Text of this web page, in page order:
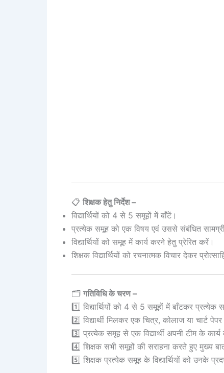
📋 शिक्षक हेतु निर्देश –
विद्यार्थियों को 4 से 5 समूहों में बाँटें।
प्रत्येक समूह को एक विषय एवं उससे संबंधित
विद्यार्थियों को समूह में कार्य करने हेतु प्रेरित करें।
शिक्षक विद्यार्थियों को रचनात्मक विचार देकर
🗂️ गतिविधि के चरण –
1️⃣ विद्यार्थियों को 4 से 5 समूहों में बाँटकर
2️⃣ विद्यार्थी मिलकर एक चित्र, कोलाज या चार्ट
3️⃣ प्रत्येक समूह से एक विद्यार्थी अपनी टीम के
4️⃣ शिक्षक सभी समूहों की सराहना करते हुए मुख्य
5️⃣ शिक्षक प्रत्येक समूह के विद्यार्थियों को उनके